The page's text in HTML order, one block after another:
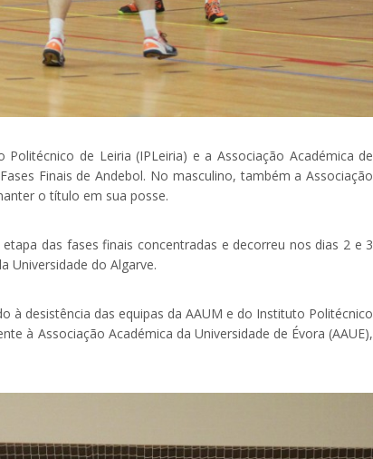
de Leiria (IPLeiria) e a Associação Académica de
Finais de Andebol. No masculino, também a Associação
o título em sua posse.
das fases finais concentradas e decorreu nos dias 2 e 3
Universidade do Algarve.
à desistência das equipas da AAUM e do Instituto Politécnico
à Associação Académica da Universidade de Évora (AAUE),